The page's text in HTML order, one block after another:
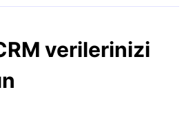
verilerinizi